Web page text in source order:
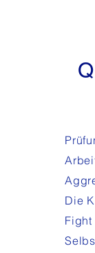
Die
Fight